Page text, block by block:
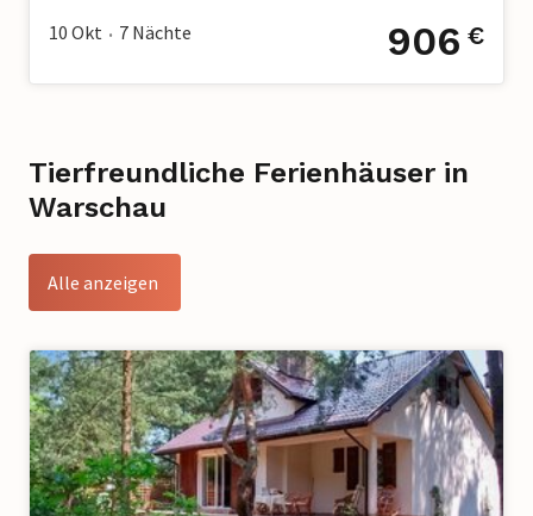
10 Okt • 7 Nächte 906 €
Tierfreundliche Ferienhäuser in
Warschau
Alle anzeigen